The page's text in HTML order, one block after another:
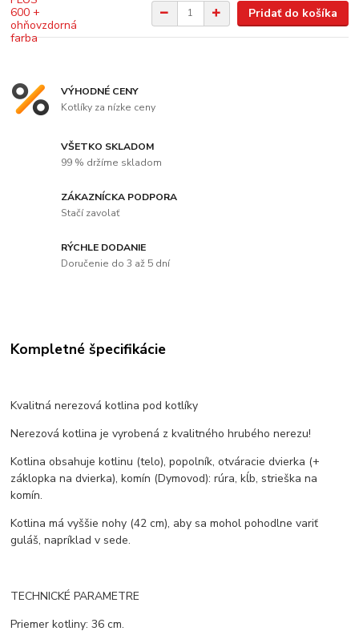
Pridať do košíka
VÝHODNÉ CENY
Kotlíky za nízke ceny
VŠETKO SKLADOM
99 % držíme skladom
ZÁKAZNÍCKA PODPORA
Stačí zavolať
RÝCHLE DODANIE
Doručenie do 3 až 5 dní
Kompletné špecifikácie
Kvalitná nerezová kotlina pod kotlíky
Nerezová kotlina je vyrobená z kvalitného hrubého nerezu!
Kotlina obsahuje kotlinu (telo), popolník, otváracie dvierka (+
záklopka na dvierka), komín (Dymovod): rúra, kĺb, strieška na
komín.
Kotlina má vyššie nohy (42 cm), aby sa mohol pohodlne variť
guláš, napríklad v sede.
TECHNICKÉ PARAMETRE
Priemer kotliny: 36 cm.